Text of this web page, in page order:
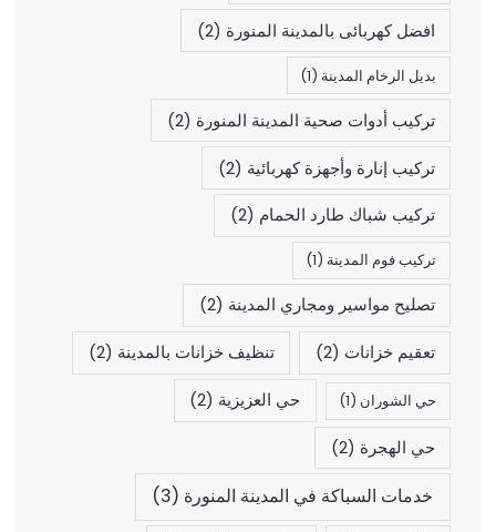
افضل كهربائى بالمدينة المنورة (2)
بديل الرخام المدينة (1)
تركيب أدوات صحية المدينة المنورة (2)
تركيب إنارة وأجهزة كهربائية (2)
تركيب شباك طارد الحمام (2)
تركيب فوم المدينة (1)
تصليح مواسير ومجاري المدينة (2)
تعقيم خزانات (2) تنظيف خزانات بالمدينة (2)
حي الشوران (1) حي العزيزية (2)
حي الهجرة (2)
خدمات السباكة في المدينة المنورة (3)